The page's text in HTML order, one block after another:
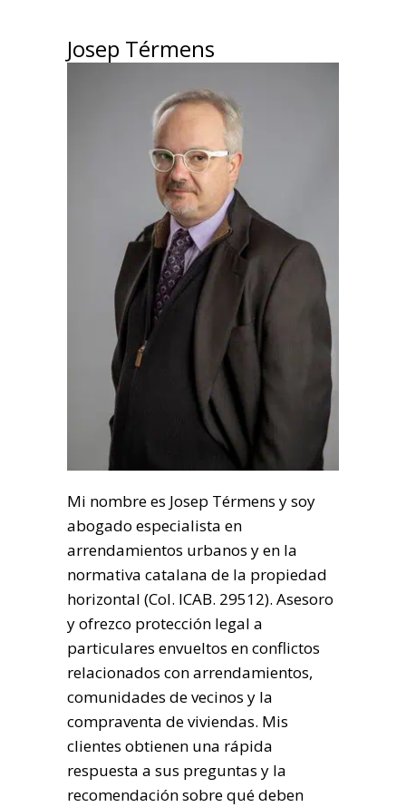
Josep Térmens
Mi nombre es Josep Térmens y soy
abogado especialista en
arrendamientos urbanos y en la
normativa catalana de la propiedad
horizontal (Col. ICAB. 29512). Asesoro
y ofrezco protección legal a
particulares envueltos en conflictos
relacionados con arrendamientos,
comunidades de vecinos y la
compraventa de viviendas. Mis
clientes obtienen una rápida
respuesta a sus preguntas y la
recomendación sobre qué deben